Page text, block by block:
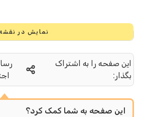
نمایش در نقشه گوگل
صفحه را به اشتراک
رسانه های
اجتماعی
صفحه به شما کمک کرد؟